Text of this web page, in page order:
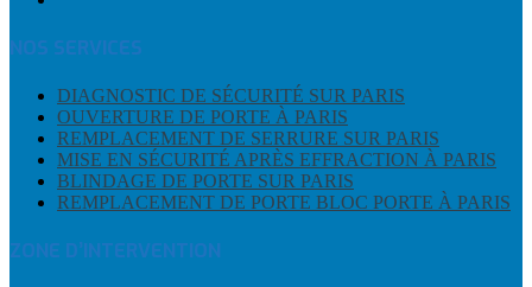
NOS SERVICES
DIAGNOSTIC DE SÉCURITÉ SUR PARIS
OUVERTURE DE PORTE À PARIS
REMPLACEMENT DE SERRURE SUR PARIS
MISE EN SÉCURITÉ APRÈS EFFRACTION À PARIS
BLINDAGE DE PORTE SUR PARIS
REMPLACEMENT DE PORTE BLOC PORTE À PARIS
ZONE D’INTERVENTION